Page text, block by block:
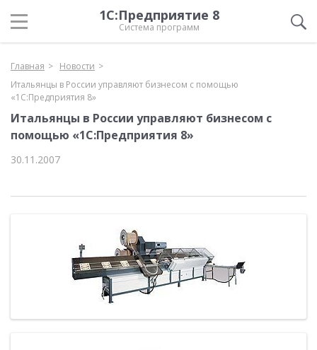
1С:Предприятие 8
Система программ
Главная
Новости
Итальянцы в России управляют бизнесом с помощью
«1С:Предприятия 8»
Итальянцы в России управляют бизнесом с
помощью «1С:Предприятия 8»
30.11.2007